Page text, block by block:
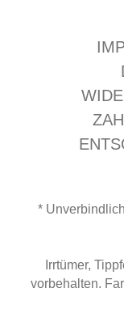
*
Irrtümer,
vorbehalten.